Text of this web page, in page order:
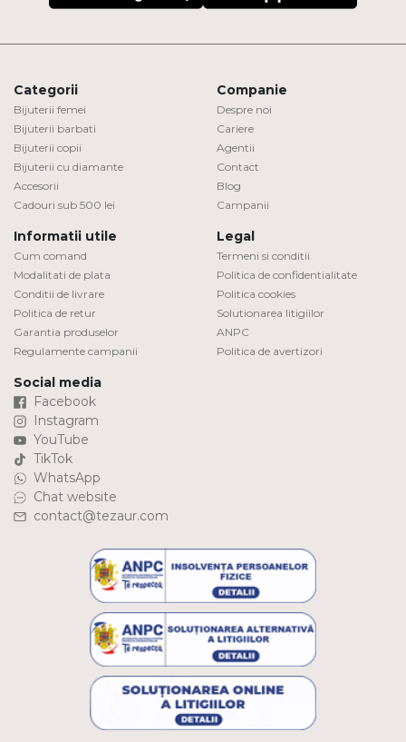
Categorii
Bijuterii femei
Bijuterii barbati
Bijuterii copii
Bijuterii cu diamante
Accesorii
Cadouri sub 500 lei
Companie
Despre noi
Cariere
Agentii
Contact
Blog
Campanii
Informatii utile
Cum comand
Modalitati de plata
Conditii de livrare
Politica de retur
Garantia produselor
Regulamente campanii
Legal
Termeni si conditii
Politica de confidentialitate
Politica cookies
Solutionarea litigiilor
ANPC
Politica de avertizori
Social media
Facebook
Instagram
YouTube
TikTok
WhatsApp
Chat website
contact@tezaur.com